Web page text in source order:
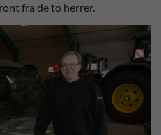
fra de to herrer.